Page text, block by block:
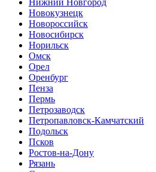
Новокузнецк
Новороссийск
Новосибирск
Норильск
Омск
Орел
Оренбург
Пенза
Пермь
Петрозаводск
Петропавловск-Камчатский
Подольск
Псков
Ростов-на-Дону
Рязань